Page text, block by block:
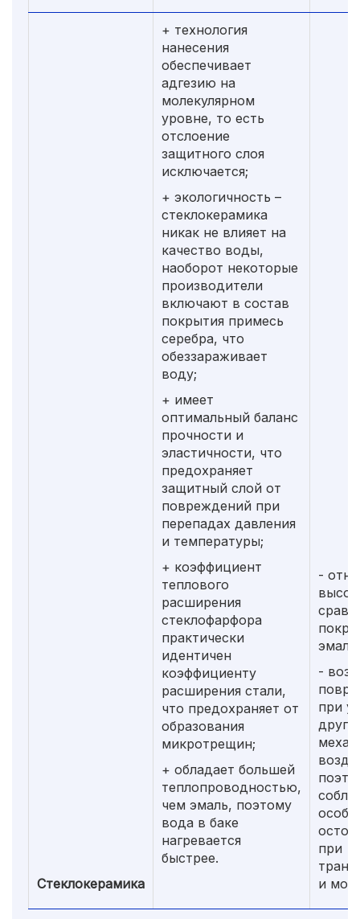
Стеклокерамика
+ технология
нанесения
обеспечивает
адгезию на
молекулярном
уровне, то есть
отслоение
защитного слоя
исключается;
+ экологичность –
стеклокерамика
никак не влияет на
качество воды,
наоборот некоторые
производители
включают в состав
покрытия примесь
серебра, что
обеззараживает
воду;
+ имеет
оптимальный баланс
прочности и
эластичности, что
предохраняет
защитный слой от
повреждений при
перепадах давления
и температуры;
+ коэффициент
теплового
расширения
стеклофарфора
практически
идентичен
коэффициенту
расширения стали,
что предохраняет от
образования
микротрещин;
+ обладает большей
теплопроводностью,
чем эмаль, поэтому
вода в баке
нагревается
быстрее.
-
эмали;
-
при
при
и